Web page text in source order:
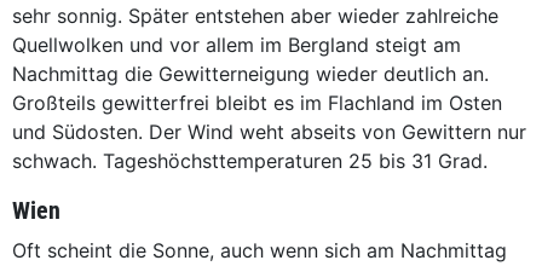
sehr sonnig. Später entstehen aber wieder zahlreiche
Quellwolken und vor allem im Bergland steigt am
Nachmittag die Gewitterneigung wieder deutlich an.
Großteils gewitterfrei bleibt es im Flachland im Osten
und Südosten. Der Wind weht abseits von Gewittern nur
schwach. Tageshöchsttemperaturen 25 bis 31 Grad.
Wien
Oft scheint die Sonne, auch wenn sich am Nachmittag